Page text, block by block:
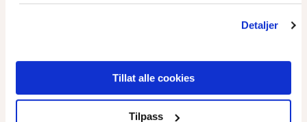
Detaljer
Tillat alle cookies
Tilpass